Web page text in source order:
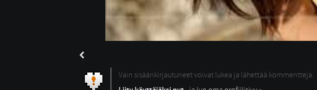
Vain sisäänkirjautuneet voivat lukea ja lähettää kommentteja.